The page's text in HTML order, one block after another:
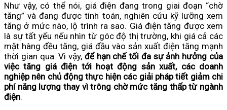
Như vậy, có thể nói, giá điện đang trong giai đoạn “chờ
tăng” và đang được tính toán, nghiên cứu kỹ lưỡng xem
tăng ở mức nào, lộ trình ra sao. Giá điện tăng được xem
là sự tất yếu nếu nhìn từ góc độ thị trường, khi giá cả các
mặt hàng đều tăng, giá đầu vào sản xuất điện tăng mạnh
thời gian qua. Vì vậy, để hạn chế tối đa sự ảnh hưởng của
việc tăng giá điện tới hoạt động sản xuất, các doanh
nghiệp nên chủ động thực hiện các giải pháp tiết giảm chi
phí năng lượng thay vì trông chờ mức tăng thấp từ ngành
điện.